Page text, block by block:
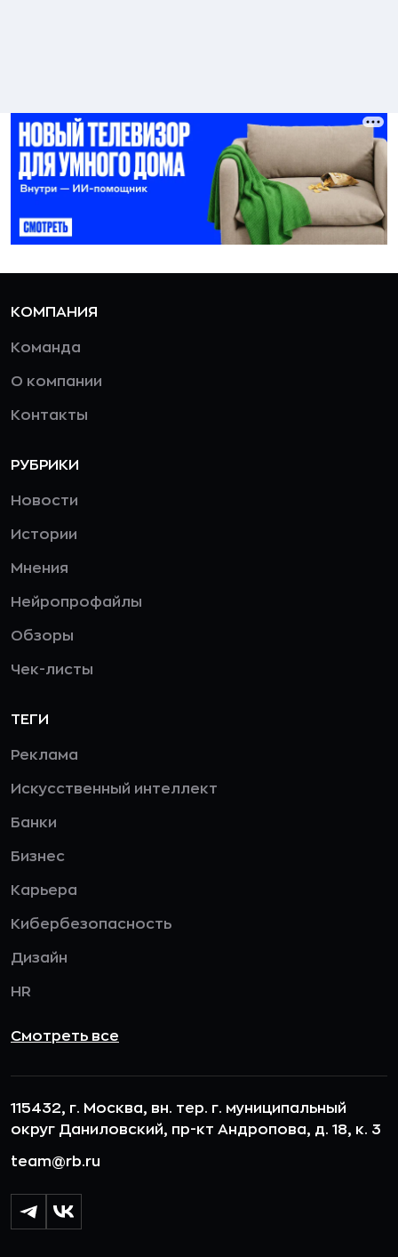
КОМПАНИЯ
Команда
О компании
Контакты
РУБРИКИ
Новости
Истории
Мнения
Нейропрофайлы
Обзоры
Чек-листы
ТЕГИ
Реклама
Искусственный интеллект
Банки
Бизнес
Карьера
Кибербезопасность
Дизайн
HR
Смотреть все
115432, г. Москва, вн. тер. г. муниципальный
округ Даниловский, пр-кт Андропова, д. 18, к. 3
team@rb.ru